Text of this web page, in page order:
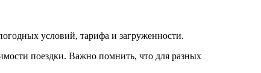
условий, тарифа и загруженности.
поездки. Важно помнить, что для разных